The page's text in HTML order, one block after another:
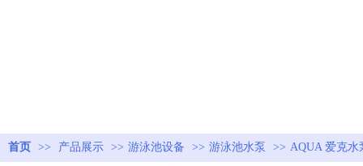
首页 >> 产品展示 >> 游泳池设备 >> 游泳池水泵 >> AQUA 爱克水